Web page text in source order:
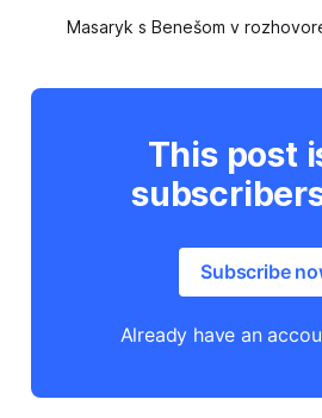
Masaryk s Benešom v
This post
Subscribe
Already have an